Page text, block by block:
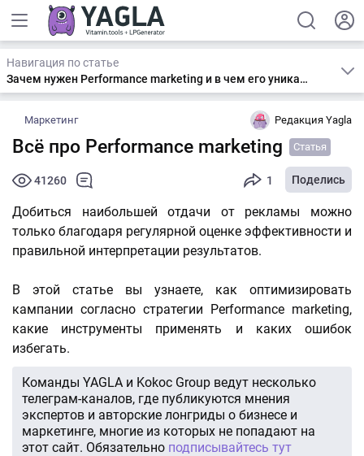
Навигация по статье
Зачем нужен Performance marketing и в чем его уникальность
Маркетинг Редакция Yagla
Всё про Performance marketing Статья
41260 1 Поделись
Добиться наибольшей отдачи от рекламы можно
только благодаря регулярной оценке эффективности и
правильной интерпретации результатов.
В этой статье вы узнаете, как оптимизировать
кампании согласно стратегии Performance marketing,
какие инструменты применять и каких ошибок
избегать.
Команды YAGLA и Kokoc Group ведут несколько
телеграм-каналов, где публикуются мнения
экспертов и авторские лонгриды о бизнесе и
маркетинге, многие из которых не попадают на
этот сайт. Обязательно подписывайтесь тут